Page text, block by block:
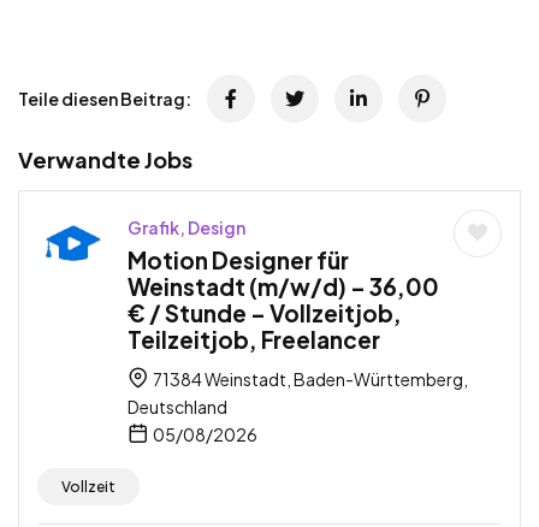
Teile diesen Beitrag:
Verwandte Jobs
Grafik, Design
Motion Designer für
Weinstadt (m/w/d) – 36,00
€ / Stunde – Vollzeitjob,
Teilzeitjob, Freelancer
71384 Weinstadt, Baden-Württemberg,
Deutschland
05/08/2026
Vollzeit